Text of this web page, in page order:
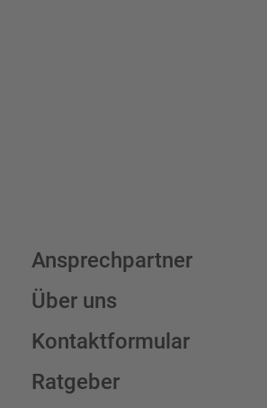
Ansprechpartner
Über uns
Kontaktformular
Ratgeber